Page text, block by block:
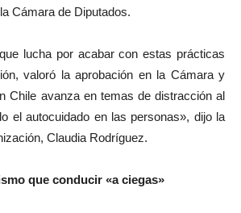
Cámara de Diputados.
lucha por acabar con estas prácticas
valoró la aprobación en la Cámara y
Chile avanza en temas de distracción al
el autocuidado en las personas», dijo la
Claudia Rodríguez.
que conducir «a ciegas»